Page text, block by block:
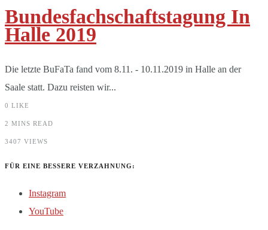
Bundesfachschaftstagung In
Halle 2019
Die letzte BuFaTa fand vom 8.11. - 10.11.2019 in Halle an der
Saale statt. Dazu reisten wir...
0 LIKE
2 MINS READ
3407 VIEWS
FÜR EINE BESSERE VERZAHNUNG:
Instagram
YouTube